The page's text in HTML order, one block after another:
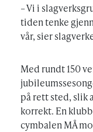
– Vi i
tiden tenke
vår, sier
Med rundt 150
på rett sted, slik
korrekt. En
cymbalen MÅ